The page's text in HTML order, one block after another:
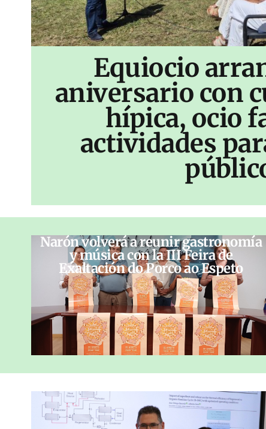
Equiocio
aniversario con
hípica, ocio
actividades
Narón volverá a reunir gastronomía
y música con la III Feira de
Exaltación do Porco ao Espeto